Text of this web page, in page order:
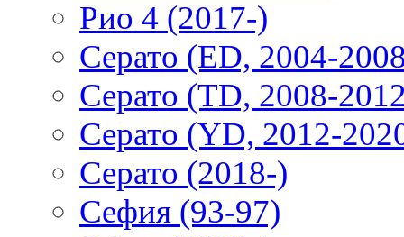
Рио 4 (2017-)
Серато (ED, 2004-
Серато (TD, 2008-
Серато (YD, 2012-
Серато (2018-)
Сефия (93-97)